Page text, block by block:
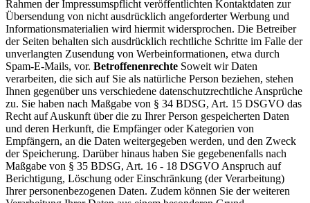
Rahmen der Impressumspflicht veröffentlichten Kontaktdaten zur
Übersendung von nicht ausdrücklich angeforderter Werbung und
Informationsmaterialien wird hiermit widersprochen. Die Betreiber
der Seiten behalten sich ausdrücklich rechtliche Schritte im Falle der
unverlangten Zusendung von Werbeinformationen, etwa durch
Spam-E-Mails, vor. Betroffenenrechte Soweit wir Daten
verarbeiten, die sich auf Sie als natürliche Person beziehen, stehen
Ihnen gegenüber uns verschiedene datenschutzrechtliche Ansprüche
zu. Sie haben nach Maßgabe von § 34 BDSG, Art. 15 DSGVO das
Recht auf Auskunft über die zu Ihrer Person gespeicherten Daten
und deren Herkunft, die Empfänger oder Kategorien von
Empfängern, an die Daten weitergegeben werden, und den Zweck
der Speicherung. Darüber hinaus haben Sie gegebenenfalls nach
Maßgabe von § 35 BDSG, Art. 16 - 18 DSGVO Anspruch auf
Berichtigung, Löschung oder Einschränkung (der Verarbeitung)
Ihrer personenbezogenen Daten. Zudem können Sie der weiteren